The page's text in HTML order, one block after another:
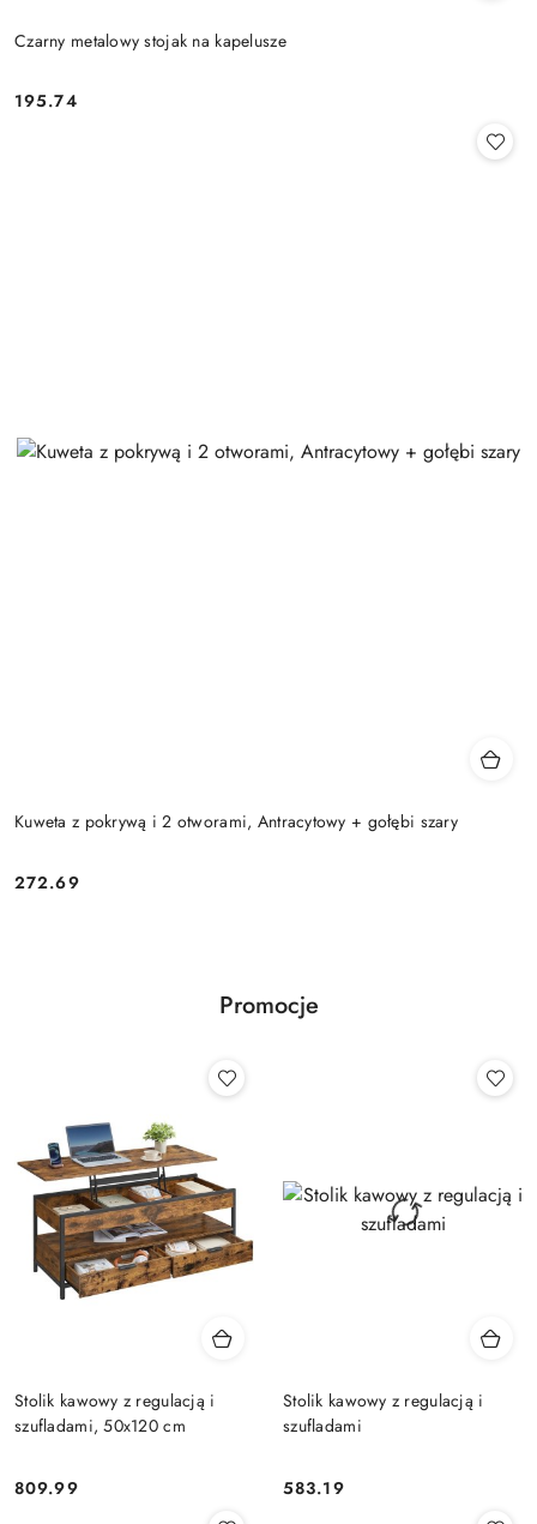
Czarny metalowy stojak na kapelusze
Cena:
195.74
Kuweta z pokrywą i 2 otworami, Antracytowy + gołębi szary
Cena:
272.69
Promocje
Stolik kawowy z regulacją i
szufladami, 50x120 cm
Cena:
809.99
Stolik kawowy z regulacją i
szufladami
Cena:
583.19